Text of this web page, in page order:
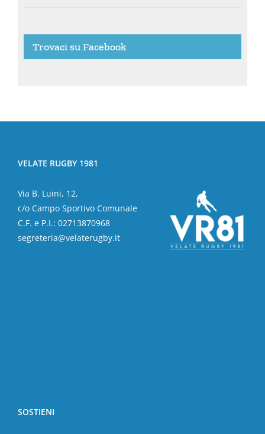
Trovaci su Facebook
VELATE RUGBY 1981
Via B. Luini, 12,
c/o Campo Sportivo Comunale
C.F. e P.I.: 02713870968
segreteria@velaterugby.it
SOSTIENI